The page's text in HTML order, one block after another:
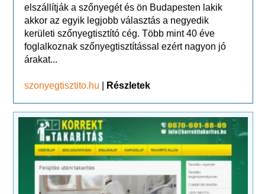
elszállítják a szőnyegét és ön Budapesten lakik
akkor az egyik legjobb választás a negyedik
kerületi szőnyegtisztító cég. Több mint 40 éve
foglalkoznak szőnyegtisztítással ezért nagyon jó
árakat...
szonyegtisztito.hu Részletek